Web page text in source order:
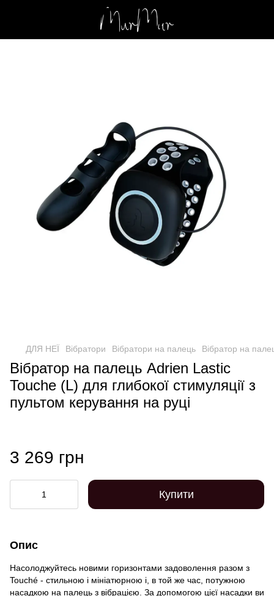
ДЛЯ НЕЇ Вібратори Вібратори на палець Вібратор на
Вібратор на палець Adrien Lastic
Touche (L) для глибокої стимуляції з
пультом керування на руці
3 269 грн
Купити
Опис
Насолоджуйтесь новими горизонтами задоволення разом з
Touché - стильною і мініатюрною і, в той же час, потужною
насадкою на палець з вібрацією. За допомогою цієї насадки ви